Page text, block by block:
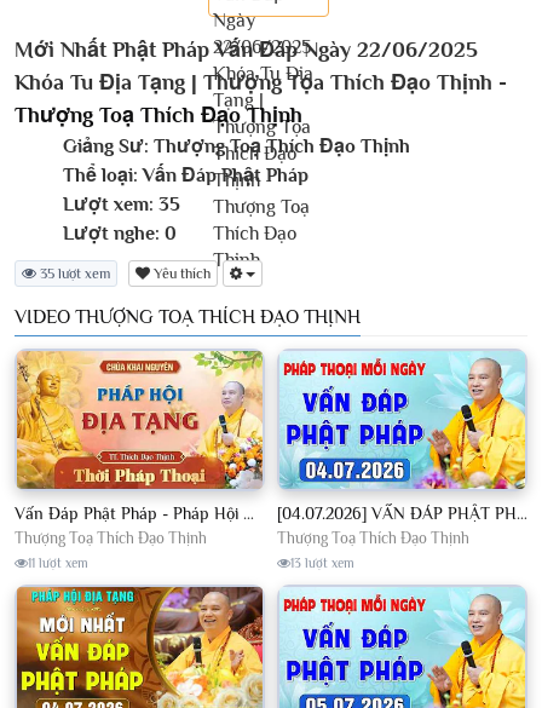
Mới Nhất Phật Pháp Vấn Đáp Ngày 22/06/2025
Khóa Tu Địa Tạng | Thượng Tọa Thích Đạo Thịnh -
Thượng Toạ Thích Đạo Thịnh
Giảng Sư: Thượng Toạ Thích Đạo Thịnh
Thể loại: Vấn Đáp Phật Pháp
Lượt xem: 35
Lượt nghe: 0
35 lượt xem Yêu thích
VIDEO THƯỢNG TOẠ THÍCH ĐẠO THỊNH
Vấn Đáp Phật Pháp - Pháp Hội Địa Tạng Ngày 01/08/2026│TT. Thích Đạo Thịnh
Thượng Toạ Thích Đạo Thịnh
11 lượt xem
[04.07.2026] VẤN ĐÁP PHẬT PHÁP - Nghe Thầy giảng Pháp mỗi ngày CÔNG ĐỨC VÔ LƯỢNG│TT. Thích Đạo Thịnh
Thượng Toạ Thích Đạo Thịnh
13 lượt xem